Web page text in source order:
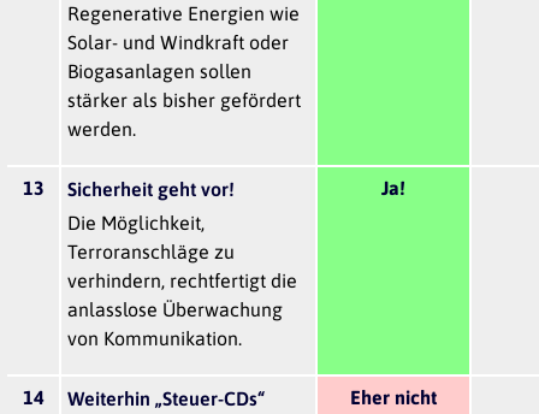
Regenerative Energien wie
Solar- und Windkraft oder
Biogasanlagen sollen
stärker als bisher gefördert
werden.
13
Sicherheit geht vor!
Die Möglichkeit,
Terroranschläge zu
verhindern, rechtfertigt die
anlasslose Überwachung
von Kommunikation.
Ja!
14
Weiterhin „Steuer-CDs“
Eher nicht